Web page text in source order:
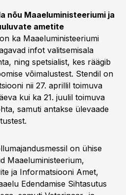
nõu Maaeluministeeriumi ja
ametite
ka Maaeluministeeriumi
infot valitsemisala
ning spetsialist, kes räägib
võimalustest. Stendil on
nii 27. aprillil toimuva
kui ka 21. juulil toimuva
samuti antakse ülevaade
on ühise
Maaeluministeerium,
ja Informatsiooni Amet,
Edendamise Sihtasutus